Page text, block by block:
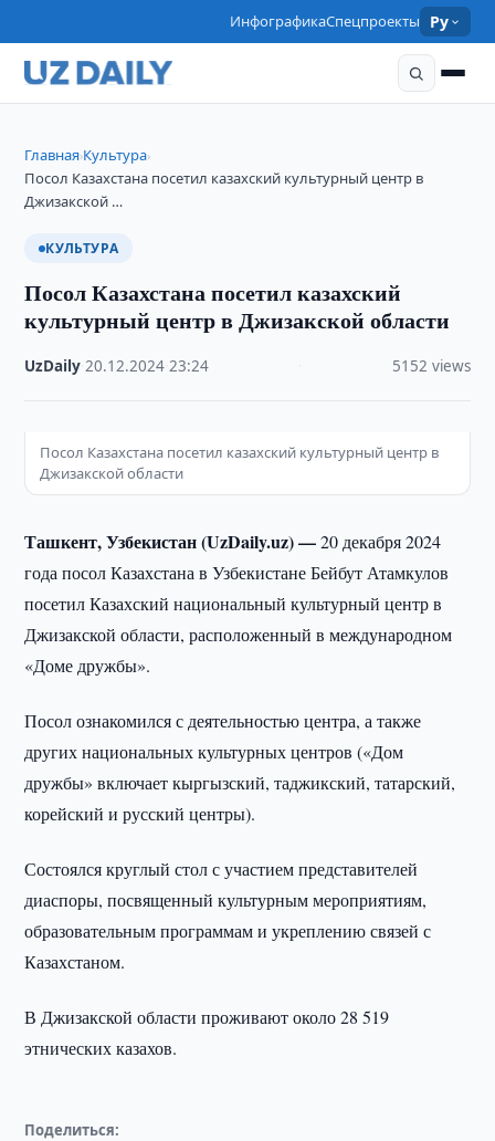
ИнфографикаСпецпроекты Ру
Главная›Культура›
Посол Казахстана посетил казахский культурный центр в
Джизакской …
КУЛЬТУРА
Посол Казахстана посетил казахский
культурный центр в Джизакской области
UzDaily ·20.12.2024 ·23:24 5152 views
Посол Казахстана посетил казахский культурный центр в
Джизакской области
Ташкент, Узбекистан (UzDaily.uz) —20 декабря 2024
года посол Казахстана в Узбекистане Бейбут Атамкулов
посетил Казахский национальный культурный центр в
Джизакской области, расположенный в международном
«Доме дружбы».
Посол ознакомился с деятельностью центра, а также
других национальных культурных центров («Дом
дружбы» включает кыргызский, таджикский, татарский,
корейский и русский центры).
Состоялся круглый стол с участием представителей
диаспоры, посвященный культурным мероприятиям,
образовательным программам и укреплению связей с
Казахстаном.
В Джизакской области проживают около 28 519
этнических казахов.
Поделиться: